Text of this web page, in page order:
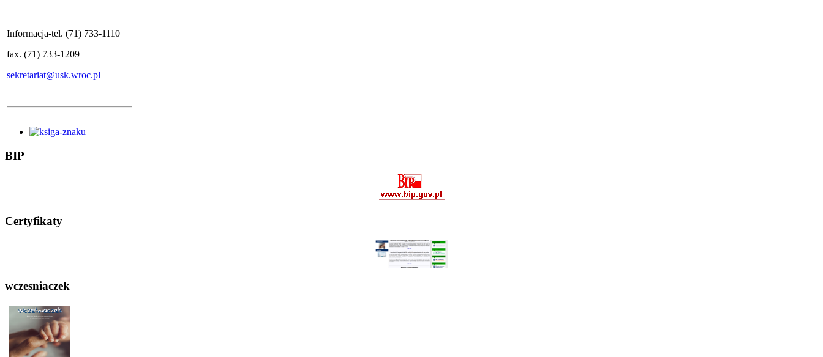
Informacja-tel. (71) 733-1110
fax. (71) 733-1209
sekretariat@usk.wroc.pl
BIP
Certyfikaty
wczesniaczek